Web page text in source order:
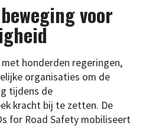
voor
met honderden regeringen,
organisaties om de
tijdens de
kracht bij te zetten. De
for Road Safety mobiliseert